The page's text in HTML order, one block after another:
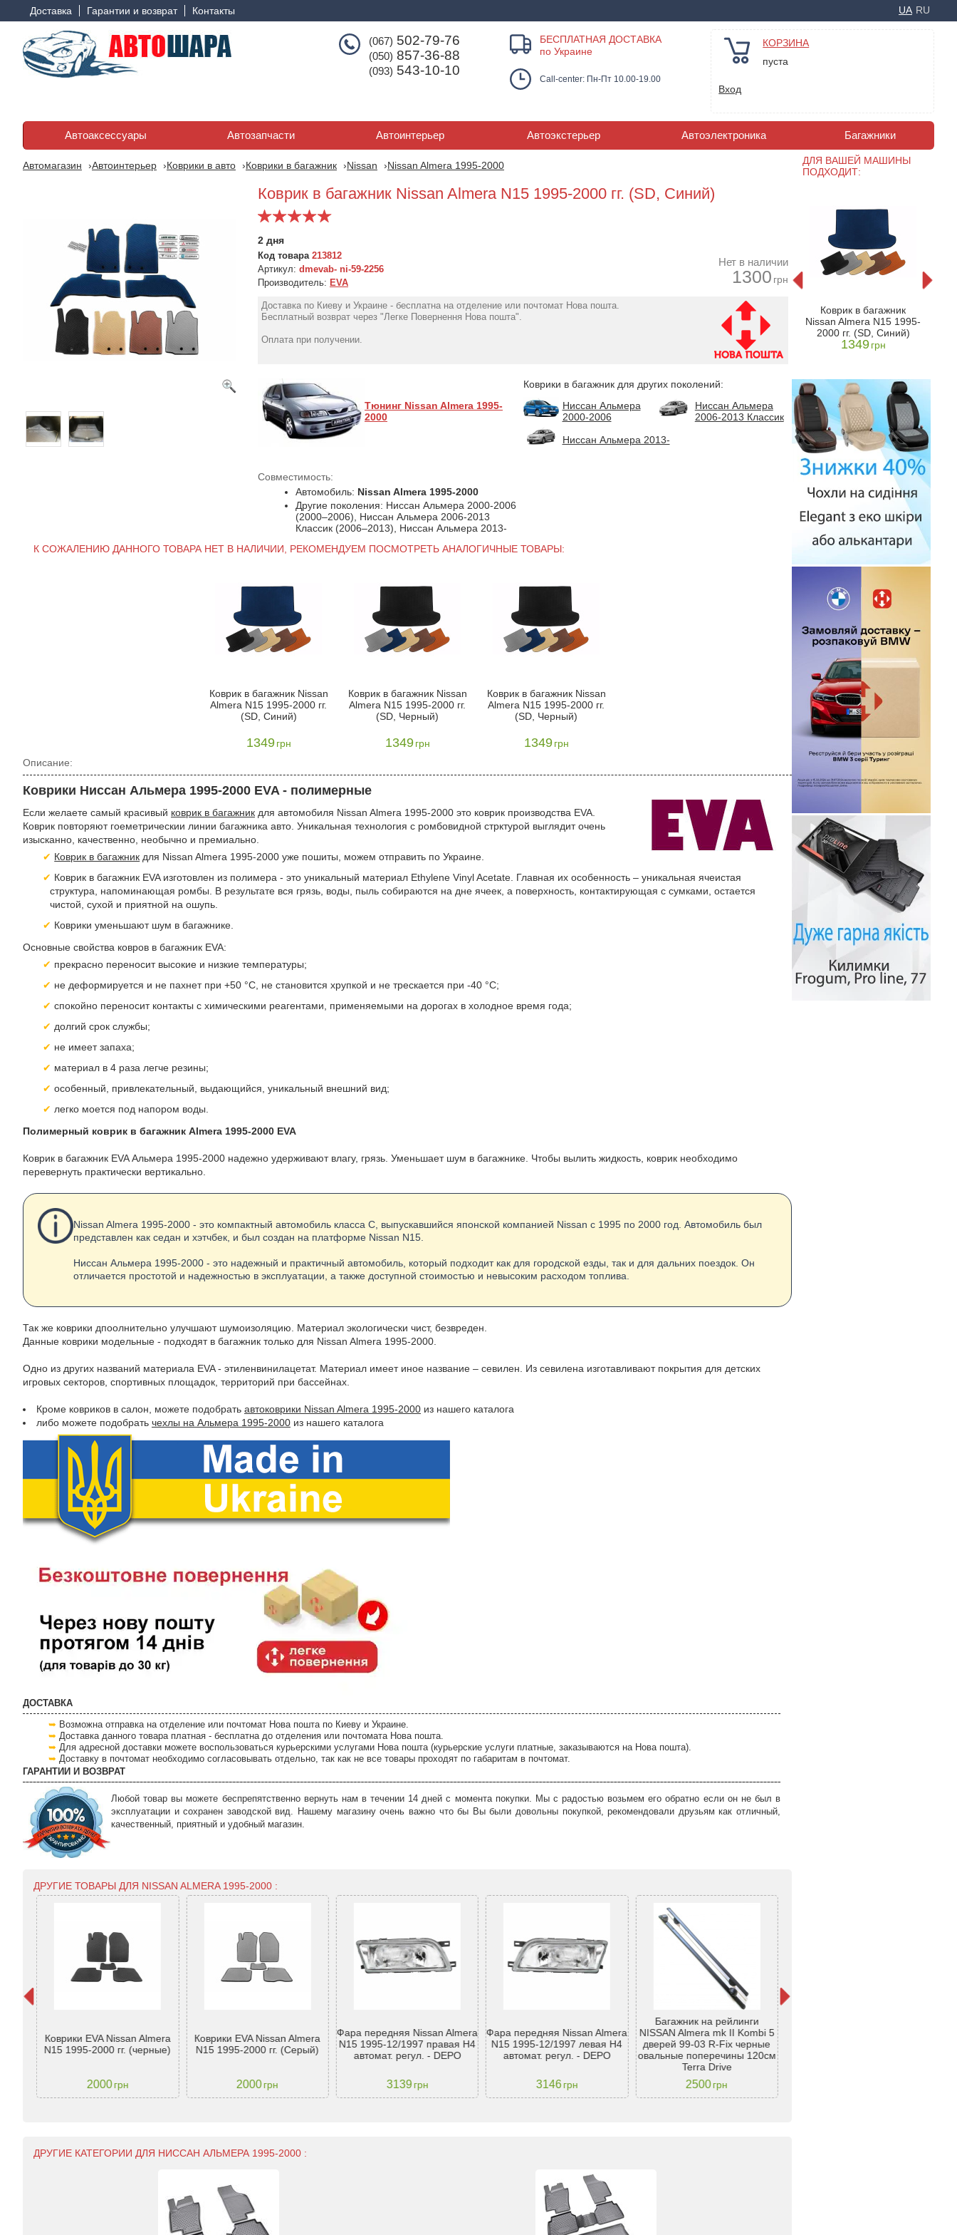
Доставка Гарантии и возврат Контакты UA RU
(067) 502-79-76
(050) 857-36-88
(093) 543-10-10
БЕСПЛАТНАЯ ДОСТАВКА
по Украине
Call-center: Пн-Пт 10.00-19.00
КОРЗИНА
пуста
Вход
Автоаксессуары Автозапчасти Автоинтерьер Автоэкстерьер Автоэлектроника Багажники
Автомагазин Автоинтерьер Коврики в авто Коврики в багажник Nissan Nissan Almera 1995-2000
Коврик в багажник Nissan Almera N15 1995-2000 гг. (SD, Синий)
2 дня
Код товара 213812
Артикул: dmevab- ni-59-2256
Производитель: EVA
Нет в наличии
1300 грн
Доставка по Киеву и Украине - бесплатна на отделение или почтомат Нова пошта.
Бесплатный возврат через "Легке Повернення Нова пошта".
Оплата при получении.
Тюнинг Nissan Almera 1995-
2000
Совместимость:
Автомобиль: Nissan Almera 1995-2000
Другие поколения: Ниссан Альмера 2000-2006
(2000–2006), Ниссан Альмера 2006-2013
Классик (2006–2013), Ниссан Альмера 2013-
Коврики в багажник для других поколений:
Ниссан Альмера
2000-2006
Ниссан Альмера
2006-2013 Классик
Ниссан Альмера 2013-
К СОЖАЛЕНИЮ ДАННОГО ТОВАРА НЕТ В НАЛИЧИИ, РЕКОМЕНДУЕМ ПОСМОТРЕТЬ АНАЛОГИЧНЫЕ ТОВАРЫ:
Коврик в багажник Nissan
Almera N15 1995-2000 гг.
(SD, Синий)
1349 грн
Коврик в багажник Nissan
Almera N15 1995-2000 гг.
(SD, Черный)
1349 грн
Коврик в багажник Nissan
Almera N15 1995-2000 гг.
(SD, Черный)
1349 грн
Описание:
Коврики Ниссан Альмера 1995-2000 EVA - полимерные
Если желаете самый красивый коврик в багажник для автомобиля Nissan Almera 1995-2000 это коврик производства EVA.
Коврик повторяют гоеметрическии линии багажника авто. Уникальная технология с ромбовидной стрктурой выглядит очень
изысканно, качественно, необычно и премиально.
Коврик в багажник для Nissan Almera 1995-2000 уже пошиты, можем отправить по Украине.
Коврик в багажник EVA изготовлен из полимера - это уникальный материал Ethylene Vinyl Acetate. Главная их особенность – уникальная ячеистая
структура, напоминающая ромбы. В результате вся грязь, воды, пыль собираются на дне ячеек, а поверхность, контактирующая с сумками, остается
чистой, сухой и приятной на ошупь.
Коврики уменьшают шум в багажнике.
Основные свойства ковров в багажник EVA:
прекрасно переносит высокие и низкие температуры;
не деформируется и не пахнет при +50 °С, не становится хрупкой и не трескается при -40 °С;
спокойно переносит контакты с химическими реагентами, применяемыми на дорогах в холодное время года;
долгий срок службы;
не имеет запаха;
материал в 4 раза легче резины;
особенный, привлекательный, выдающийся, уникальный внешний вид;
легко моется под напором воды.
Полимерный коврик в багажник Almera 1995-2000 EVA
Коврик в багажник EVA Альмера 1995-2000 надежно удерживают влагу, грязь. Уменьшает шум в багажнике. Чтобы вылить жидкость, коврик необходимо
перевернуть практически вертикально.
Nissan Almera 1995-2000 - это компактный автомобиль класса C, выпускавшийся японской компанией Nissan с 1995 по 2000 год. Автомобиль был
представлен как седан и хэтчбек, и был создан на платформе Nissan N15.
Ниссан Альмера 1995-2000 - это надежный и практичный автомобиль, который подходит как для городской езды, так и для дальних поездок. Он
отличается простотой и надежностью в эксплуатации, а также доступной стоимостью и невысоким расходом топлива.
Так же коврики дпоолнительно улучшают шумоизоляцию. Материал экологически чист, безвреден.
Данные коврики модельные - подходят в багажник только для Nissan Almera 1995-2000.
Одно из других названий материала EVA - этиленвинилацетат. Материал имеет иное название – севилен. Из севилена изготавливают покрытия для детских
игровых секторов, спортивных площадок, территорий при бассейнах.
Кроме ковриков в салон, можете подобрать автоковрики Nissan Almera 1995-2000 из нашего каталога
либо можете подобрать чехлы на Альмера 1995-2000 из нашего каталога
ДОСТАВКА
Возможна отправка на отделение или почтомат Нова пошта по Киеву и Украине.
Доставка данного товара платная - бесплатна до отделения или почтомата Нова пошта.
Для адресной доставки можете воспользоваться курьерскими услугами Нова пошта (курьерские услуги платные, заказываются на Нова пошта).
Доставку в почтомат необходимо согласовывать отдельно, так как не все товары проходят по габаритам в почтомат.
ГАРАНТИИ И ВОЗВРАТ
Любой товар вы можете беспрепятственно вернуть нам в течении 14 дней с момента покупки. Мы с радостью возьмем его обратно если он не был в
эксплуатации и сохранен заводской вид. Нашему магазину очень важно что бы Вы были довольны покупкой, рекомендовали друзьям как отличный,
качественный, приятный и удобный магазин.
ДРУГИЕ ТОВАРЫ ДЛЯ NISSAN ALMERA 1995-2000 :
Коврики EVA Nissan Almera
N15 1995-2000 гг. (черные)
2000грн
Коврики EVA Nissan Almera
N15 1995-2000 гг. (Серый)
2000грн
Фара передняя Nissan Almera
N15 1995-12/1997 правая H4
автомат. регул. - DEPO
3139грн
Фара передняя Nissan Almera
N15 1995-12/1997 левая H4
автомат. регул. - DEPO
3146грн
Багажник на рейлинги
NISSAN Almera mk II Kombi 5
дверей 99-03 R-Fix черные
овальные поперечины 120см
Terra Drive
2500грн
ДРУГИЕ КАТЕГОРИИ ДЛЯ НИССАН АЛЬМЕРА 1995-2000 :
ДЛЯ ВАШЕЙ МАШИНЫ
ПОДХОДИТ:
Коврик в багажник
Nissan Almera N15 1995-
2000 гг. (SD, Бежевый)
1349
Nissan Almera N15 1995-
2000 гг. (SD, Бежевый)
Nissan Almera N15 1995-
Коврик в багажник
Nissan Almera N15 1995-
2000 гг. (SD,
Коричневый)
1349грн
Коврик в багажник
Nissan Almera N15 1995-
2000 гг. (SD, Синий)
1349 грн